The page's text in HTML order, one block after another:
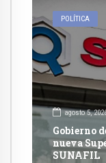
POLÍTICA
agosto 5,
Gobierno
nueva
SUNAFIL